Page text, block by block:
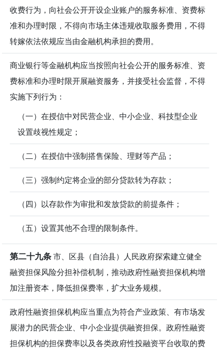
收费行为，向社会公开开设企业账户的服务标准、资费标
准和办理时限，不得向市场主体违规收取服务费用，不得
转嫁依法依规应当由金融机构承担的费用。
商业银行等金融机构应当按照向社会公开的服务标准、资
费标准和办理时限开展融资服务，并接受社会监督，不得
实施下列行为：
（一）在授信中对民营企业、中小企业、科技型企业
设置歧视性规定；
（二）在授信中强制搭售保险、理财等产品；
（三）强制约定将企业的部分贷款转为存款；
（四）以存款作为审批和发放贷款的前提条件；
（五）设置其他不合理的限制条件。
第二十九条市、区县（自治县）人民政府探索建立健全
融资担保风险分担补偿机制，推动政府性融资担保机构增
加注册资本，降低担保费率，扩大业务规模。
政府性融资担保机构应当重点为符合产业政策、有市场发
展潜力的民营企业、中小企业提供融资担保。政府性融资
担保机构的担保费率以及各类政府性投融资平台收取的费